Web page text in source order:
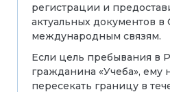
регистрации и
актуальных документов в
международным связям.
Если цель пребывания в
гражданина «Учеба», ему
пересекать границу в